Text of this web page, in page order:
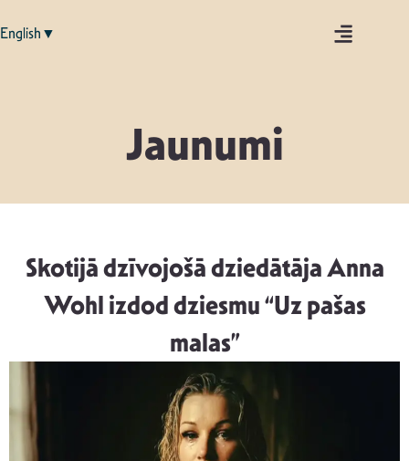
English▼
Jaunumi
Skotijā dzīvojošā dziedātāja Anna
Wohl izdod dziesmu “Uz pašas
malas”